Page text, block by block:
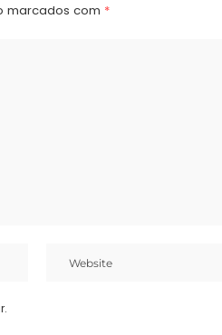
marcados com *